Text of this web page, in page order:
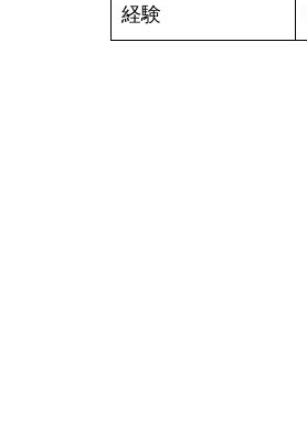
経験